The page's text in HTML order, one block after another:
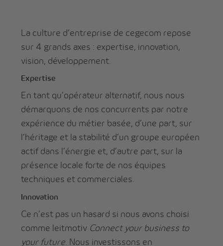
La culture d’entreprise de cegecom repose
sur 4 grands axes : expertise, innovation,
vision, développement.
Expertise
En tant qu’opérateur alternatif, nous nous
démarquons de nos concurrents par notre
expérience du métier basée, d’une part, sur
l’héritage et la stabilité d’un groupe européen
actif dans l’énergie et, d’autre part, sur la
présence locale forte de nos équipes
techniques et commerciales.
Innovation
Ce n’est pas un hasard si nous avons choisi
comme leitmotiv Connect your business to
your future. Nous investissons en